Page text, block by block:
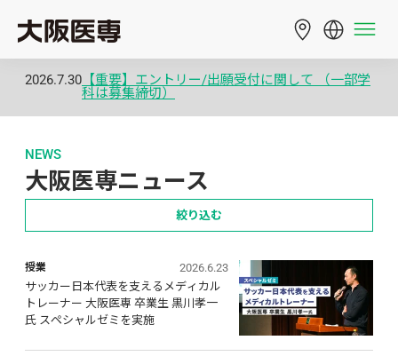
2026.7.30 【重要】エントリー/出願受付に関して （一部学
科は募集締切）
NEWS
大阪医専ニュース
絞り込む
授業
2026.6.23
サッカー日本代表を支えるメディカル
トレーナー 大阪医専 卒業生 黒川孝一
氏 スペシャルゼミを実施